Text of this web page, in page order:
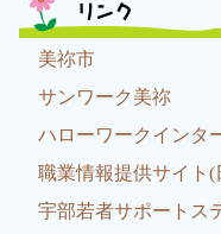
リンク
美祢市
サンワーク美祢
ハローワークインタ
職業情報提供サイト(
宇部若者サポートス